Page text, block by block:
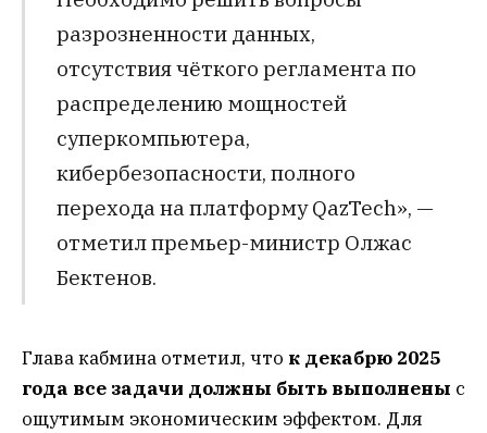
разрозненности данных,
отсутствия чёткого регламента по
распределению мощностей
суперкомпьютера,
кибербезопасности, полного
перехода на платформу QazTech», —
отметил премьер-министр Олжас
Бектенов.
Глава кабмина отметил, что к декабрю 2025
года все задачи должны быть выполнены с
ощутимым экономическим эффектом. Для